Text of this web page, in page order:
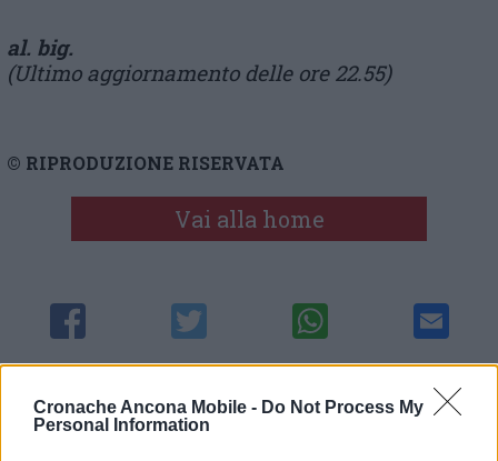
Cronache Ancona Mobile - Do Not Process My
Personal Information
al. big.
(Ultimo aggiornamento delle ore 22.55)
© RIPRODUZIONE RISERVATA
Vai alla home
Commenti